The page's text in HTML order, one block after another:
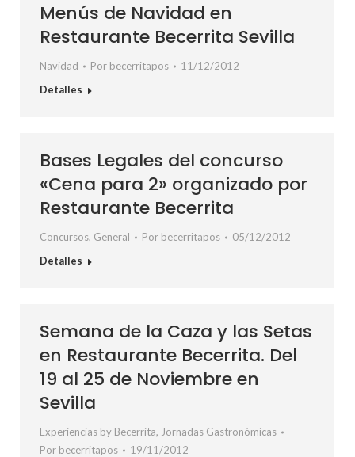
Menús de Navidad en
Restaurante Becerrita Sevilla
Navidad Por becerritapos
11/12/2012
Detalles
Bases Legales del concurso
«Cena para 2» organizado por
Restaurante Becerrita
Concursos, General Por becerritapos
05/12/2012
Detalles
Semana de la Caza y las Setas
en Restaurante Becerrita. Del
19 al 25 de Noviembre en
Sevilla
Experiencias by Becerrita, Jornadas Gastronómicas
Por becerritapos
19/11/2012